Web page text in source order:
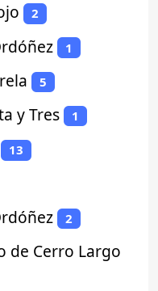
2
1
5
y Tres 1
13
2
de Cerro Largo